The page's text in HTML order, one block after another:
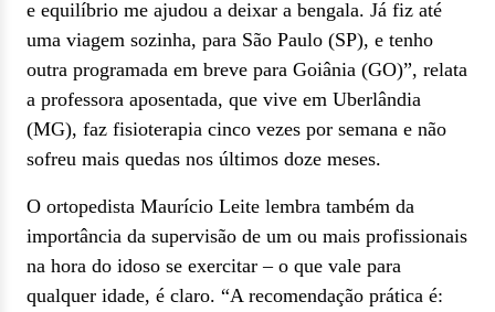
e equilíbrio me ajudou a deixar a bengala. Já fiz até
uma viagem sozinha, para São Paulo (SP), e tenho
outra programada em breve para Goiânia (GO)”, relata
a professora aposentada, que vive em Uberlândia
(MG), faz fisioterapia cinco vezes por semana e não
sofreu mais quedas nos últimos doze meses.
O ortopedista Maurício Leite lembra também da
importância da supervisão de um ou mais profissionais
na hora do idoso se exercitar – o que vale para
qualquer idade, é claro. “A recomendação prática é: